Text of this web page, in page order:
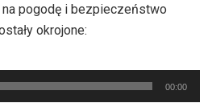
pogodę i bezpieczeństwo
okrojone:
00:00